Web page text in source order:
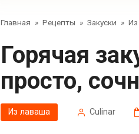
Главная » Рецепты » Закуски »
Горячая закуска в лаваше —
просто,
Из лаваша Сulinar